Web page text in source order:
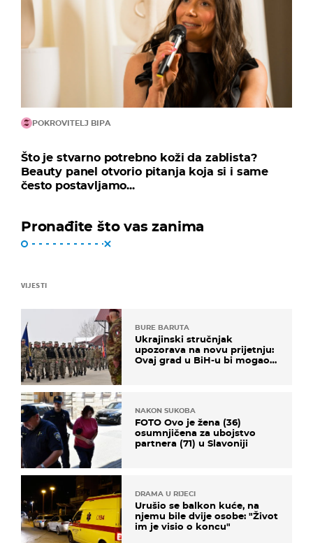
POKROVITELJ BIPA
Što je stvarno potrebno koži da zablista?
Beauty panel otvorio pitanja koja si i same
često postavljamo...
Pronađite što vas zanima
VIJESTI
BURE BARUTA
Ukrajinski stručnjak
upozorava na novu prijetnju:
Ovaj grad u BiH-u bi mogao
NAKON SUKOBA
FOTO Ovo je žena (36)
osumnjičena za ubojstvo
partnera (71) u Slavoniji
DRAMA U RIJECI
Urušio se balkon kuće, na
njemu bile dvije osobe: "Život
im je visio o koncu"